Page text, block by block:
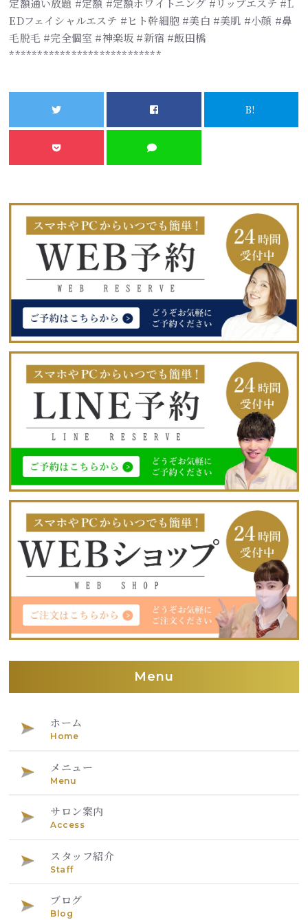
定額通い放題 #定額 #定額ホワイトニング #リップエステ #L
EDフェイシャルエステ #ヒト幹細胞 #美白 #美肌 #小顔 #鼻
毛脱毛 #完全個室 #神楽坂 #新宿 #飯田橋
***************************
B!
Menu
ホーム
Home
メニュー
Menu
サロン案内
Access
スタッフ紹介
Staff
ブログ
Blog